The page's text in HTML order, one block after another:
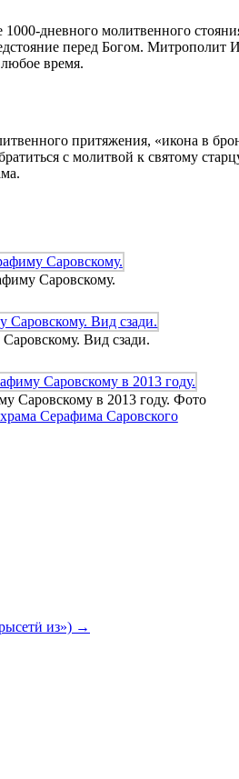
дневного молитвенного
перед Богом.
время.
притяжения, «икона в
с молитвой к святому
Саровскому.
Вид сзади.
Саровскому в 2013 году. Фото
Серафима Саровского
из») →